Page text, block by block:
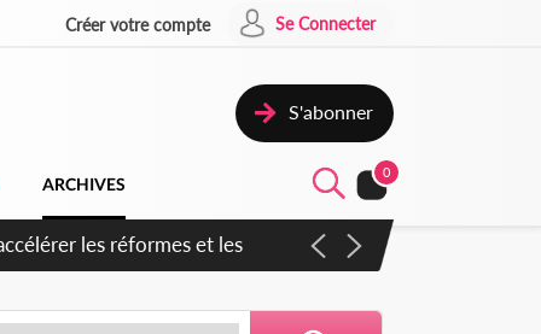
Créer votre compte Se Connecter
S'abonner
ARCHIVES
0